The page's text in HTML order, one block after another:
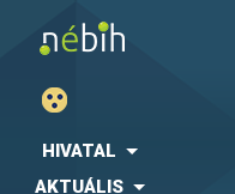
HIVATAL
AKTUÁLIS